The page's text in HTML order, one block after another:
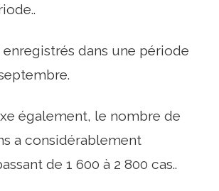
enregistrés dans une période
également, le nombre de
a considérablement
de 1 600 à 2 800 cas..